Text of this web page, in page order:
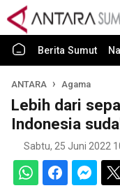
Berita Sumut
ANTARA Agama
Lebih dari
Indonesia
Sabtu, 25 Juni 2022